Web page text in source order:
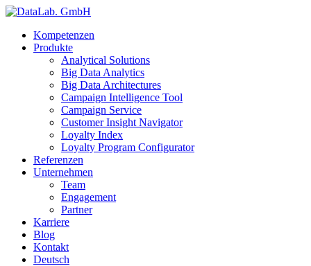
Kompetenzen
Produkte
Analytical Solutions
Big Data Analytics
Big Data Architectures
Campaign Intelligence Tool
Campaign Service
Customer Insight Navigator
Loyalty Index
Loyalty Program Configurator
Referenzen
Unternehmen
Team
Engagement
Partner
Karriere
Blog
Kontakt
Deutsch